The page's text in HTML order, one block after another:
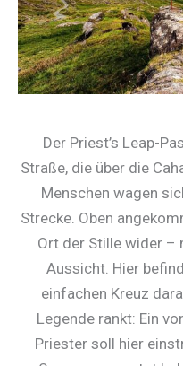
Der Priest’s Leap-
Straße, die über die
Menschen wagen
Strecke. Oben
Ort der Stille wider –
Aussicht. Hier
einfachen Kreuz
Legende rankt: Ein
Priester soll hier